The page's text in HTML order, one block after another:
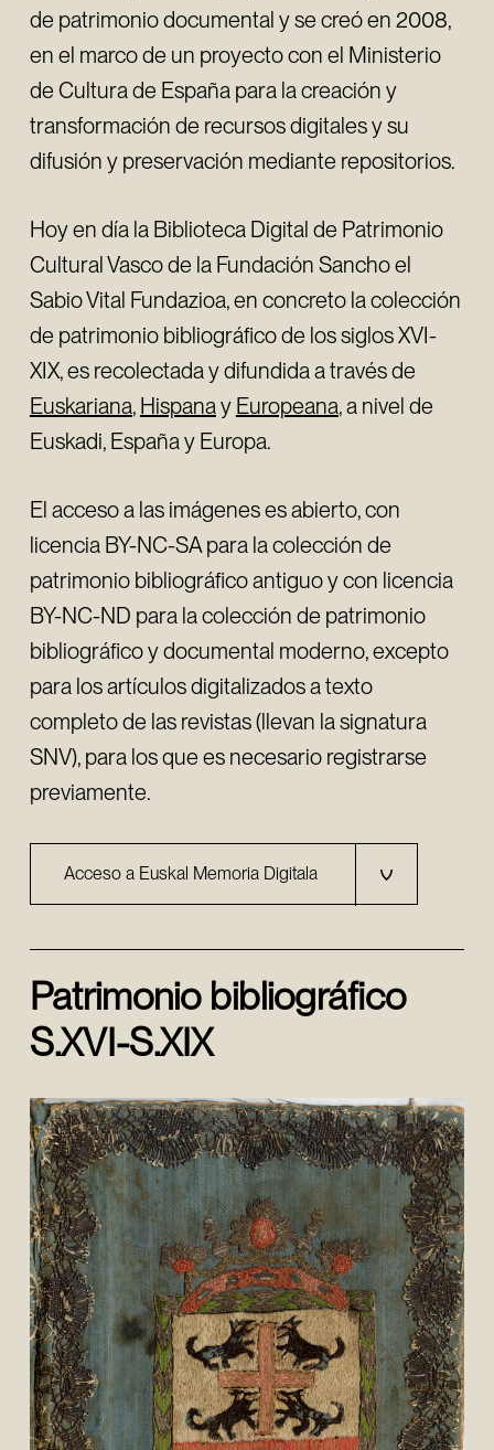
de patrimonio documental y se creó en 2008,
en el marco de un proyecto con el Ministerio
de Cultura de España para la creación y
transformación de recursos digitales y su
difusión y preservación mediante repositorios.
Hoy en día la Biblioteca Digital de Patrimonio
Cultural Vasco de la Fundación Sancho el
Sabio Vital Fundazioa, en concreto la colección
de patrimonio bibliográfico de los siglos XVI-
XIX, es recolectada y difundida a través de
Euskariana, Hispanay Europeana, a nivel de
Euskadi, España y Europa.
El acceso a las imágenes es abierto, con
licencia BY-NC-SA para la colección de
patrimonio bibliográfico antiguo y con licencia
BY-NC-ND para la colección de patrimonio
bibliográfico y documental moderno, excepto
para los artículos digitalizados a texto
completo de las revistas (llevan la signatura
SNV), para los que es necesario registrarse
previamente.
Acceso a Euskal Memoria Digitala
Patrimonio bibliográfico
S.XVI-S.XIX